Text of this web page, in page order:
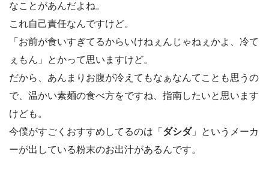
なことがあんだよね。
これ自己責任なんですけど。
「お前が食いすぎてるからいけねぇんじゃねぇかよ、冷て
ぇもん」とかって思いますけど。
だから、あんまりお腹が冷えてもなぁなんてことも思うの
で、温かい素麺の食べ方をですね、指南したいと思います
けども。
今僕がすごくおすすめしてるのは「 ダシダ 」というメーカ
ーが出している粉末のお出汁があるんです。